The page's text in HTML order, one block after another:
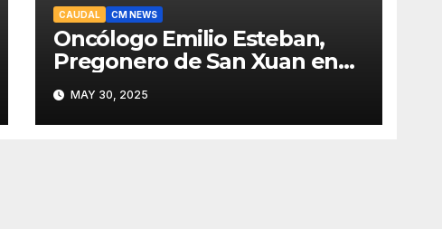
CAUDAL CM NEWS
Oncólogo Emilio Esteban,
Pregonero de San Xuan en
Mieres: Un Honor para Turón
y el HUCA
MAY 30, 2025